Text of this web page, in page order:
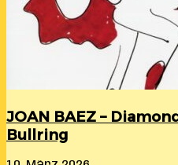
JOAN BAEZ –
Bullring